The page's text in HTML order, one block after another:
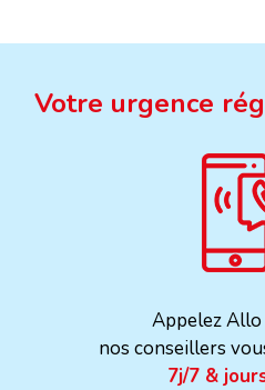
Votre urgence
Appelez Allo
nos conseillers
7j/7 &